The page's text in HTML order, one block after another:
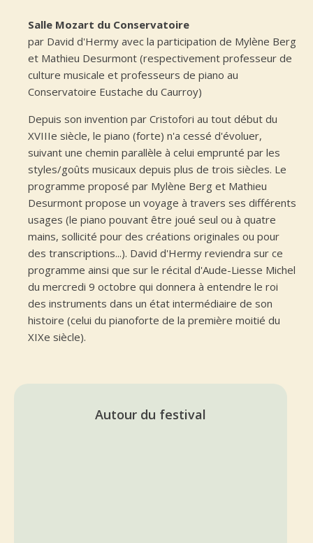
Salle Mozart du Conservatoire
par David d'Hermy avec la participation de Mylène Berg
et Mathieu Desurmont (respectivement professeur de
culture musicale et professeurs de piano au
Conservatoire Eustache du Caurroy)
Depuis son invention par Cristofori au tout début du
XVIIIe siècle, le piano (forte) n'a cessé d'évoluer,
suivant une chemin parallèle à celui emprunté par les
styles/goûts musicaux depuis plus de trois siècles. Le
programme proposé par Mylène Berg et Mathieu
Desurmont propose un voyage à travers ses différents
usages (le piano pouvant être joué seul ou à quatre
mains, sollicité pour des créations originales ou pour
des transcriptions...). David d'Hermy reviendra sur ce
programme ainsi que sur le récital d'Aude-Liesse Michel
du mercredi 9 octobre qui donnera à entendre le roi
des instruments dans un état intermédiaire de son
histoire (celui du pianoforte de la première moitié du
XIXe siècle).
Autour du festival